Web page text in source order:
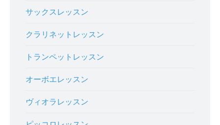
サックスレッスン
クラリネットレッスン
トランペットレッスン
オーボエレッスン
ヴィオラレッスン